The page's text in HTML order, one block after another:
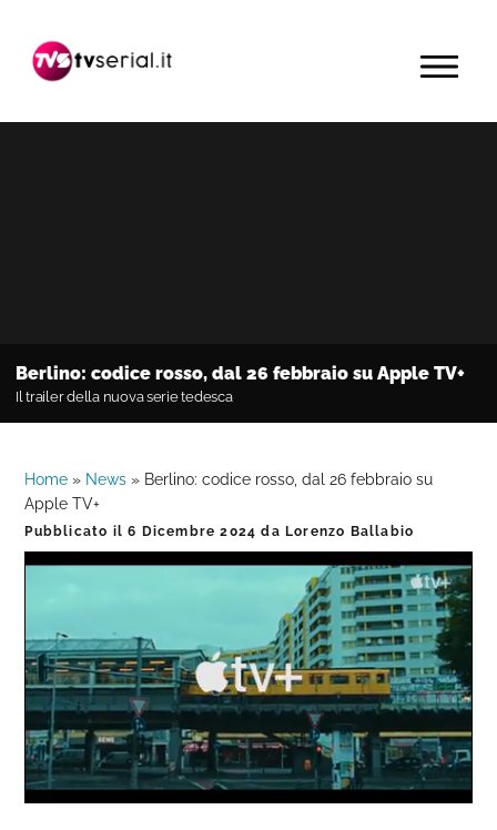
navigazione
contenuto
barra
primaria
MENU
Berlino: codice rosso, dal 26 febbraio su Apple TV+
Il trailer della nuova serie tedesca
Home » News » Berlino: codice rosso, dal 26 febbraio su
Apple TV+
Pubblicato il6 Dicembre 2024 da Lorenzo Ballabio
Loaded:
0%
Progress:
0%